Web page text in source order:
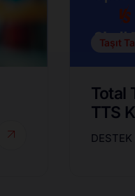
Taşıt
Total
TTS